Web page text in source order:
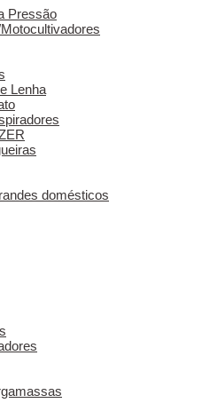
Pressão
Lenha
domésticos